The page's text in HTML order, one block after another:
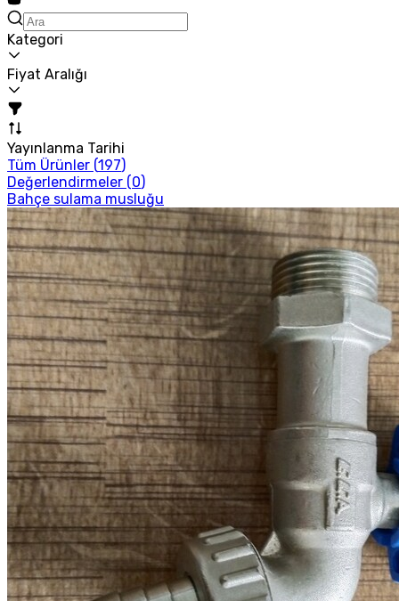
Kategori
Fiyat Aralığı
Yayınlanma Tarihi
Tüm Ürünler (197)
Değerlendirmeler (0)
Bahçe sulama musluğu